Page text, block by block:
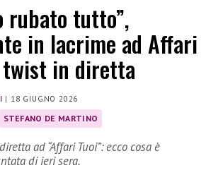
rubato tutto”,
in lacrime ad Affari
in diretta
| 18 GIUGNO 2026
STEFANO DE MARTINO
ad “Affari Tuoi”: ecco cosa è
di ieri sera.